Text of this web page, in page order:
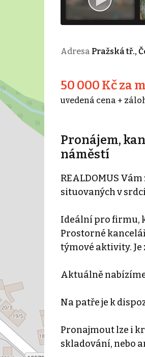
Adresa Pražská tř.,
50 000 Kč za
uvedená cena +
Pronájem,
náměstí
REALDOMUS
situovaných v
Ideální pro firmu,
Prostorné
týmové aktivity.
Aktuálně
Na patře je k
Pronajmout lze i
skladování, nebo